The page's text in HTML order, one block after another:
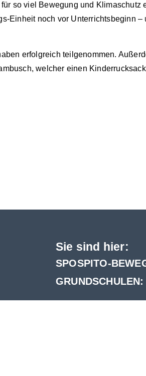
so viel Bewegung und Klimaschutz
Einheit noch vor Unterrichtsbeginn –
erfolgreich teilgenommen.
welcher einen
Sie sind hier:
SPOSPITO-
GRUNDSCHULEN: